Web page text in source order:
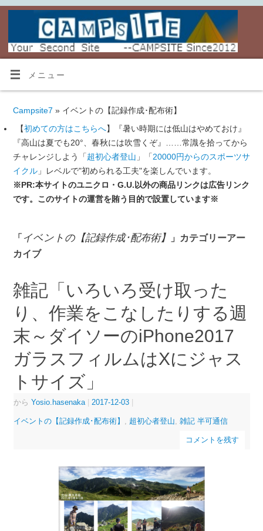
メニュー
Campsite7 » イベントの【記録作成･配布術】
【初めての方はこちらへ】『暑い時期には低山はやめておけ』
『高山は夏でも20°、春秋には吹雪くぞ』……常識を拾ってから
チャレンジしよう「超初心者登山 」「20000円からのスポーツサ
イクル」レベルで"初められる工夫"を楽しんでいます。
※PR:本サイトのユニクロ・G.U.以外の商品リンクは広告リンク
です。このサイトの運営を賄う目的で設置しています※
「 イベントの【記録作成･配布術】
」カテゴリーアー
カイブ
雑記「いろいろ受け取った
り、作業をこなしたりする週
末～ダイソーのiPhone2017
ガラスフィルムはXにジャス
トサイズ」
から Yosio.hasenaka | 2017-12-03 |
イベントの【記録作成･配布術】 超初心者登山 雑記 半可通信
コメントを残す